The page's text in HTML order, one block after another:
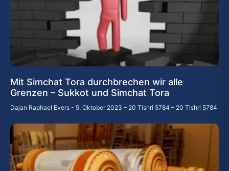
Mit Simchat Tora durchbrechen wir alle
Grenzen – Sukkot und Simchat Tora
Dajan Raphael Evers 5. Oktober 2023 – 20 Tishri 5784 – 20 Tishri 5784